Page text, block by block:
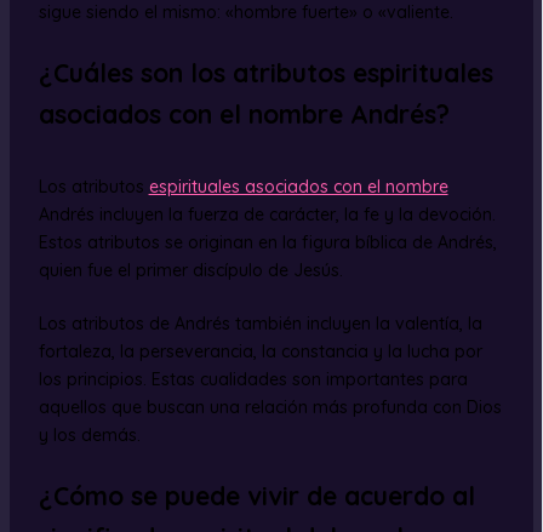
sigue siendo el mismo: «hombre fuerte» o «valiente.
¿Cuáles son los atributos espirituales
asociados con el nombre Andrés?
Los atributos espirituales asociados con el nombre
Andrés incluyen la fuerza de carácter, la fe y la devoción.
Estos atributos se originan en la figura bíblica de Andrés,
quien fue el primer discípulo de Jesús.
Los atributos de Andrés también incluyen la valentía, la
fortaleza, la perseverancia, la constancia y la lucha por
los principios. Estas cualidades son importantes para
aquellos que buscan una relación más profunda con Dios
y los demás.
¿Cómo se puede vivir de acuerdo al